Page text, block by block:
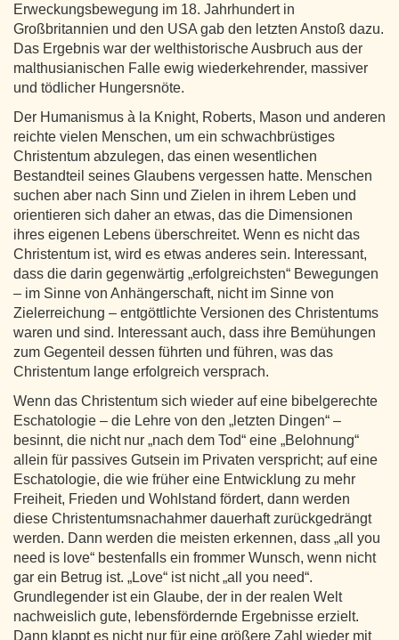
Erweckungsbewegung im 18. Jahrhundert in
Großbritannien und den USA gab den letzten Anstoß dazu.
Das Ergebnis war der welthistorische Ausbruch aus der
malthusianischen Falle ewig wiederkehrender, massiver
und tödlicher Hungersnöte.
Der Humanismus à la Knight, Roberts, Mason und anderen
reichte vielen Menschen, um ein schwachbrüstiges
Christentum abzulegen, das einen wesentlichen
Bestandteil seines Glaubens vergessen hatte. Menschen
suchen aber nach Sinn und Zielen in ihrem Leben und
orientieren sich daher an etwas, das die Dimensionen
ihres eigenen Lebens überschreitet. Wenn es nicht das
Christentum ist, wird es etwas anderes sein. Interessant,
dass die darin gegenwärtig „erfolgreichsten“ Bewegungen
– im Sinne von Anhängerschaft, nicht im Sinne von
Zielerreichung – entgöttlichte Versionen des Christentums
waren und sind. Interessant auch, dass ihre Bemühungen
zum Gegenteil dessen führten und führen, was das
Christentum lange erfolgreich versprach.
Wenn das Christentum sich wieder auf eine bibelgerechte
Eschatologie – die Lehre von den „letzten Dingen“ –
besinnt, die nicht nur „nach dem Tod“ eine „Belohnung“
allein für passives Gutsein im Privaten verspricht; auf eine
Eschatologie, die wie früher eine Entwicklung zu mehr
Freiheit, Frieden und Wohlstand fördert, dann werden
diese Christentumsnachahmer dauerhaft zurückgedrängt
werden. Dann werden die meisten erkennen, dass „all you
need is love“ bestenfalls ein frommer Wunsch, wenn nicht
gar ein Betrug ist. „Love“ ist nicht „all you need“.
Grundlegender ist ein Glaube, der in der realen Welt
nachweislich gute, lebensfördernde Ergebnisse erzielt.
Dann klappt es nicht nur für eine größere Zahl wieder mit